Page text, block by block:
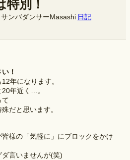
特別！
サンバダンサーMasashi 日記
！
年になります。
年近く…。
て
だと思います。
様の「気軽に」にブロックをかけ
言いませんが(笑)